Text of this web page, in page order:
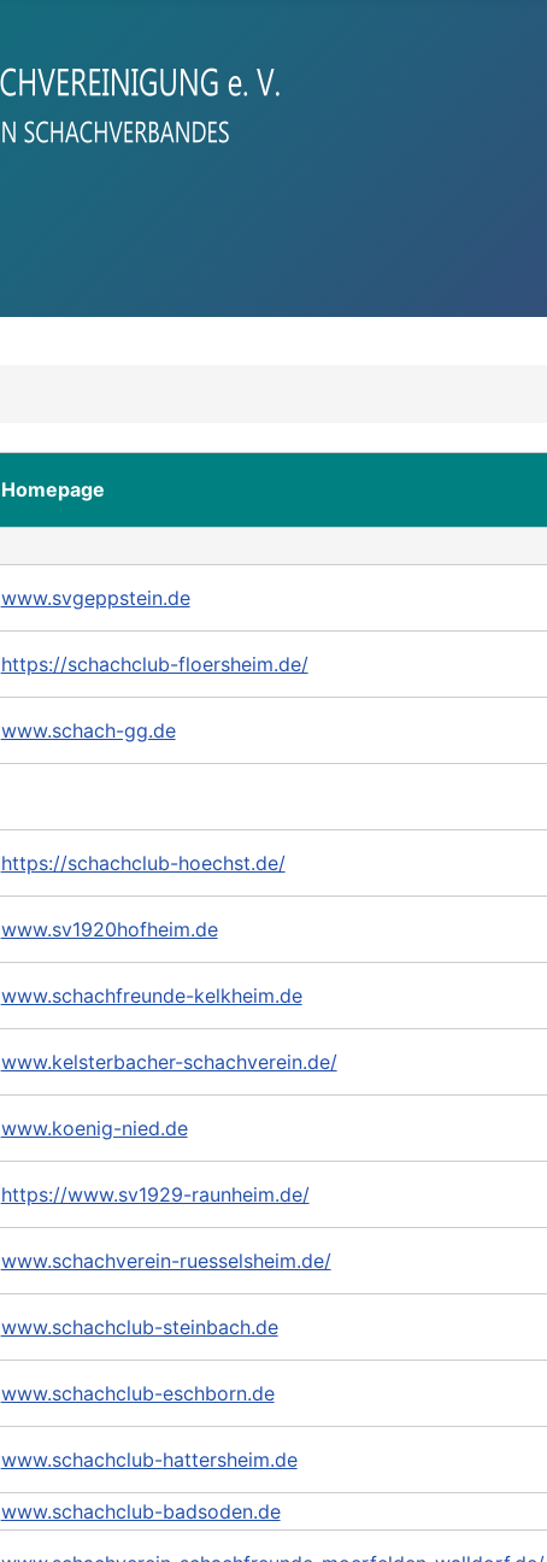
Homepage
www.svgeppstein.de
https://schachclub-floersheim.de/
www.schach-gg.de
https://schachclub-hoechst.de/
www.sv1920hofheim.de
www.schachfreunde-kelkheim.de
www.kelsterbacher-schachverein.de/
www.koenig-nied.de
https://www.sv1929-raunheim.de/
www.schachverein-ruesselsheim.de/
www.schachclub-steinbach.de
www.schachclub-eschborn.de
www.schachclub-hattersheim.de
www.schachclub-badsoden.de